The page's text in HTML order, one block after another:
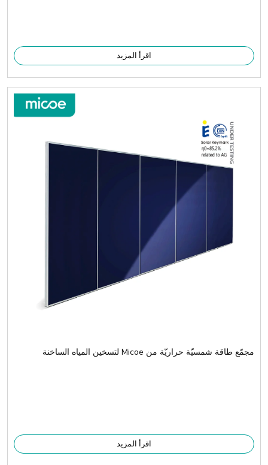
اقرأ المزيد
مجمّع طاقة شمسيّة حراريّة من Micoe لتسخين المياه الساخنة
اقرأ المزيد